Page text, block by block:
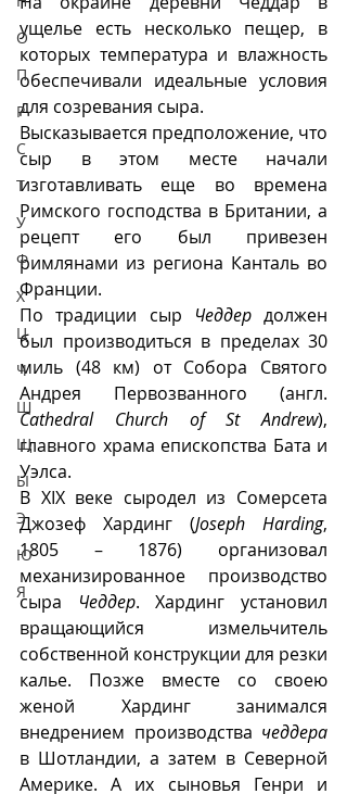
О
П
Р
С
Т
У
Ф
Х
Ц
Ч
Ш
Щ
Ы
Э
Ю
Я
ущелье есть несколько пещер, в
которых температура и влажность
обеспечивали идеальные условия
для созревания сыра.
Высказывается предположение, что
сыр в этом месте начали
изготавливать еще во времена
Римского господства в Британии, а
рецепт его был привезен
римлянами из региона Канталь во
Франции.
По традиции сыр
Чеддер должен
был производиться в пределах 30
миль (48 км) от Собора Святого
Cathedral Church of St Andrew),
главного храма епископства Бата и
Уэлса.
В XIX веке сыродел из Сомерсета
Джозеф Хардинг (Joseph Harding,
1805 – 1876) организовал
механизированное производство
сыра
Чеддер. Хардинг установил
вращающийся измельчитель
собственной конструкции для резки
калье. Позже вместе со своею
женой Хардинг занимался
внедрением производства чеддера
в Шотландии, а затем в Северной
Америке. А их сыновья Генри и